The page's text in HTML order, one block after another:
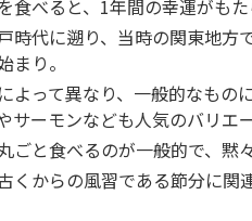
食べると、1年間の幸運がもた
時代に遡り、当時の関東地
まり。
よって異なり、一般的なも
サーモンなども人気のバリエ
ごと食べるのが一般的で、黙
くからの風習である節分に